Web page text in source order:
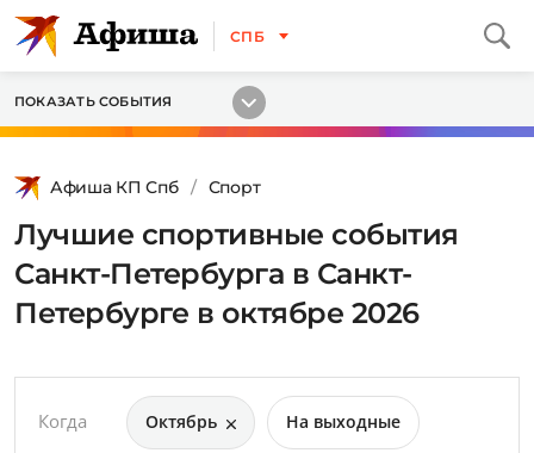
СПБ
ПОКАЗАТЬ СОБЫТИЯ
Афиша КП Спб Спорт
Лучшие спортивные события
Санкт-Петербурга в Санкт-
Петербурге в октябре 2026
Когда Октябрь На выходные